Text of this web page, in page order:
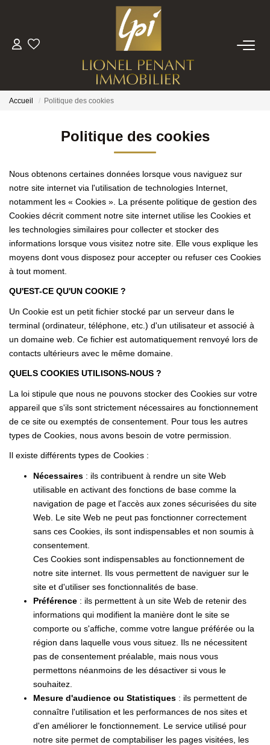
VENTES
PRESTIGE
BIENS VENDUS
ESTIMATION
NOTRE EQUIPE
CONTACT
Accueil Politique des cookies
Politique des cookies
Nous obtenons certaines données lorsque vous naviguez sur
notre site internet via l'utilisation de technologies Internet,
notamment les « Cookies ». La présente politique de gestion des
Cookies décrit comment notre site internet utilise les Cookies et
les technologies similaires pour collecter et stocker des
informations lorsque vous visitez notre site. Elle vous explique les
moyens dont vous disposez pour accepter ou refuser ces Cookies
à tout moment.
QU'EST-CE QU'UN COOKIE ?
Un Cookie est un petit fichier stocké par un serveur dans le
terminal (ordinateur, téléphone, etc.) d'un utilisateur et associé à
un domaine web. Ce fichier est automatiquement renvoyé lors de
contacts ultérieurs avec le même domaine.
QUELS COOKIES UTILISONS-NOUS ?
La loi stipule que nous ne pouvons stocker des Cookies sur votre
appareil que s'ils sont strictement nécessaires au fonctionnement
de ce site ou exemptés de consentement. Pour tous les autres
types de Cookies, nous avons besoin de votre permission.
Il existe différents types de Cookies :
Nécessaires : ils contribuent à rendre un site Web
utilisable en activant des fonctions de base comme la
navigation de page et l'accès aux zones sécurisées du site
Web. Le site Web ne peut pas fonctionner correctement
sans ces Cookies, ils sont indispensables et non soumis à
consentement.
Ces Cookies sont indispensables au fonctionnement de
notre site internet. Ils vous permettent de naviguer sur le
site et d'utiliser ses fonctionnalités de base.
Préférence : ils permettent à un site Web de retenir des
informations qui modifient la manière dont le site se
comporte ou s'affiche, comme votre langue préférée ou la
région dans laquelle vous vous situez. Ils ne nécessitent
pas de consentement préalable, mais nous vous
permettons néanmoins de les désactiver si vous le
souhaitez.
Mesure d'audience ou Statistiques : ils permettent de
connaître l'utilisation et les performances de nos sites et
d'en améliorer le fonctionnement. Le service utilisé pour
notre site permet de comptabiliser les pages visitées, les